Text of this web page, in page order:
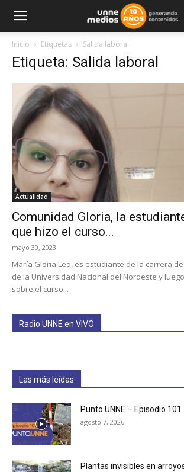
Inicio Etiquetas Salida laboral
Etiqueta: Salida laboral
Actualidad
Comunidad Gloria, la
que hizo el curso...
mayo 30, 2023
María Gloria Led, es estudiante de la carrera
de la Universidad Nacional del Nordeste y
sobre el curso...
Radio UNNE en VIVO
Las más leídas
Punto UNNE – Episodio 101
agosto 7, 2026
Plantas invisibles en